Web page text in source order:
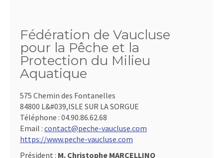
Fédération de Vaucluse
pour la Pêche et la
Protection du Milieu
Aquatique
575 Chemin des Fontanelles
84800 L&#039,ISLE SUR LA SORGUE
Téléphone : 04.90.86.62.68
Email : contact@peche-vaucluse.com
https://www.peche-vaucluse.com
Président : M. Christophe MARCELLINO